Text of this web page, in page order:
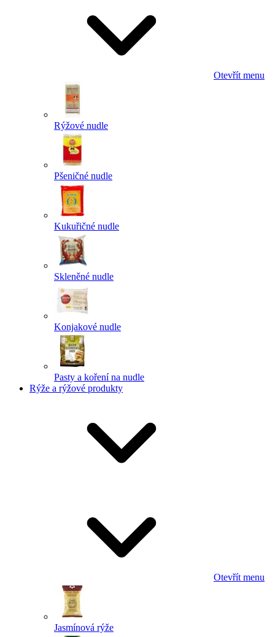
Otevřít menu
Rýžové nudle
Pšeničné nudle
Kukuřičné nudle
Skleněné nudle
Konjakové nudle
Pasty a koření na nudle
Rýže a rýžové produkty
Otevřít menu
Jasmínová rýže